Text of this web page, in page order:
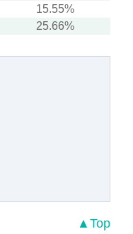
15.55%
25.66%
▲Top